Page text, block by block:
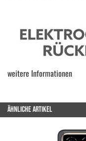
weitere Informationen
ÄHNLICHE ARTIKEL